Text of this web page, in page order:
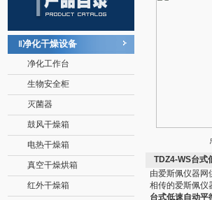
净化干燥设备
净化工作台
生物安全柜
灭菌器
鼓风干燥箱
电热干燥箱
真空干燥烘箱
红外干燥箱
TDZ4-WS台式
由爱斯佩仪器网
相传的爱斯佩仪
台式低速自动平